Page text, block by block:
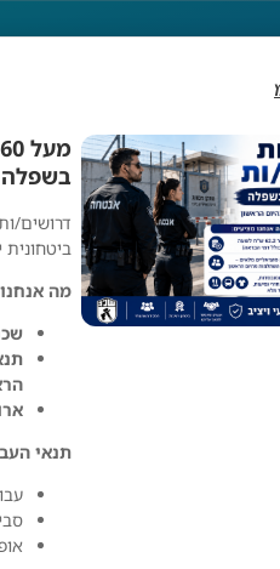
בשפלה
דרושים/
מה
שכר 62.2 ש"ח לשעה
תנאי
עבודה
שלג לבן בע״מ